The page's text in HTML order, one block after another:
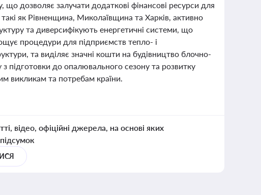
що дозволяє залучати додаткові фінансові ресурси для
як Рівненщина, Миколаївщина та Харків, активно
та диверсифікують енергетичні системи, що
процедури для підприємств тепло- і
та виділяє значні кошти на будівництво блочно-
підготовки до опалювального сезону та розвитку
викликам та потребам країни.
відео, офіційні джерела, на основі яких